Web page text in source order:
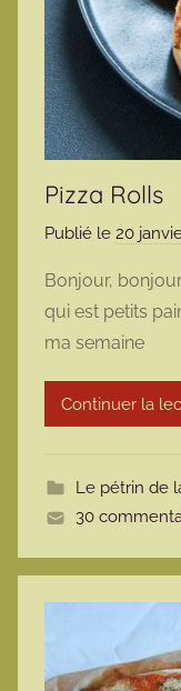
Pizza Rolls
Publié le 20
Bonjour,
qui est petits
ma semaine
Continuer la
Le pétrin de
30